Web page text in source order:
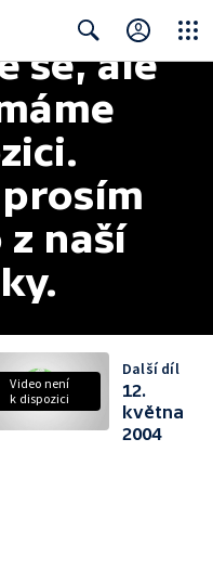
Search
se, ale
naší
Video není
k dispozici
Další díl
12.
května
2004